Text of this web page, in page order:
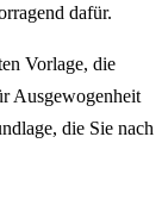
dafür.
Vorlage, die
Ausgewogenheit
die Sie nach